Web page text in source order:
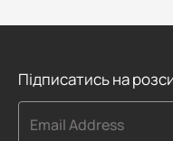
Підписатись на
Email Address